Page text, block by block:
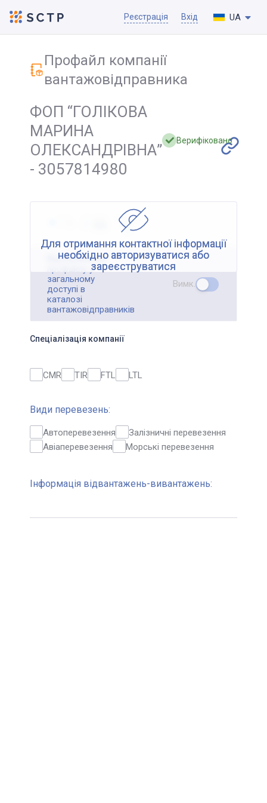
Реєстрація Вхід UA
Профайл компанії
вантажовідправника
ФОП “ГОЛІКОВА
МАРИНА
ОЛЕКСАНДРІВНА”
- 3057814980
Верифіковано
Для отримання контактної інформації
необхідно авторизуватися або
зареєструватися
Відображення
профайлу у
загальному
доступі в
каталозі
вантажовідправників
Вимк.
Спеціалізація компанії
CMR TIR FTL LTL
Види перевезень:
Автоперевезення
Залізничні перевезення
Авіаперевезення
Морські перевезення
Інформація відвантажень-вивантажень: